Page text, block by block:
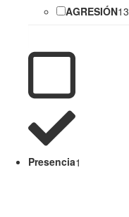
AGRESIÓN13
Presencia1